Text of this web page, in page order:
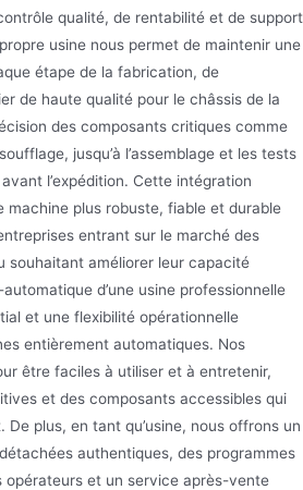
qualité, de rentabilité et de support
usine nous permet de maintenir une
étape de la fabrication, de
de haute qualité pour le châssis de la
des composants critiques comme
jusqu’à l’assemblage et les tests
l’expédition. Cette intégration
plus robuste, fiable et durable
entrant sur le marché des
souhaitant améliorer leur capacité
d’une usine professionnelle
et une flexibilité opérationnelle
entièrement automatiques. Nos
être faciles à utiliser et à entretenir,
et des composants accessibles qui
De plus, en tant qu’usine, nous offrons un
authentiques, des programmes
opérateurs et un service après-vente